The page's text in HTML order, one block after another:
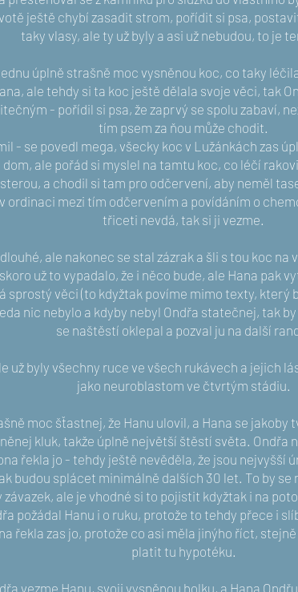
ještě chybí zasadit strom, pořídit si psa,
taky vlasy, ale ty už byly a asi už nebudou, to je
úplně strašně moc vysněnou koc, co taky
ale tehdy si ta koc ještě dělala svoje věci, tak
- pořídil si psa, že zaprvý se spolu zabaví,
tím psem za ňou může chodit.
- se povedl mega, všecky koc v Lužánkách zas
ale pořád si myslel na tamtu koc, co léčí
a chodil si tam pro odčervení, aby neměl
ordinaci mezi tím odčervením a povídáním o
třiceti nevdá, tak si ji vezme.
ale nakonec se stal zázrak a šli s tou koc na
už to vypadalo, že i něco bude, ale Hana pak
sprostý věci (to kdyžtak povíme mimo texty, který
nic nebylo a kdyby nebyl Ondřa statečnej, tak
se naštěstí oklepal a pozval ju na další
už byly všechny ruce ve všech rukávech a jejich
jako neuroblastom ve čtvrtým stádiu.
moc šťastnej, že Hanu ulovil, a Hana se jakoby
kluk, takže úplně největší štěstí světa. Ondřa
řekla jo - tehdy ještě nevěděla, že jsou nejvyšší
budou splácet minimálně dalších 30 let. To by se
ale je vhodné si to pojistit kdyžtak i na
požádal Hanu i o ruku, protože to tehdy přece i
řekla zas jo, protože co asi měla jinýho říct,
platit tu hypotéku.
vezme Hanu, svoji vysněnou holku, a Hana